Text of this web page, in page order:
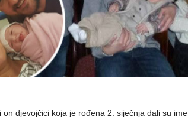
on djevojčici koja je rođena 2. siječnja dali su ime